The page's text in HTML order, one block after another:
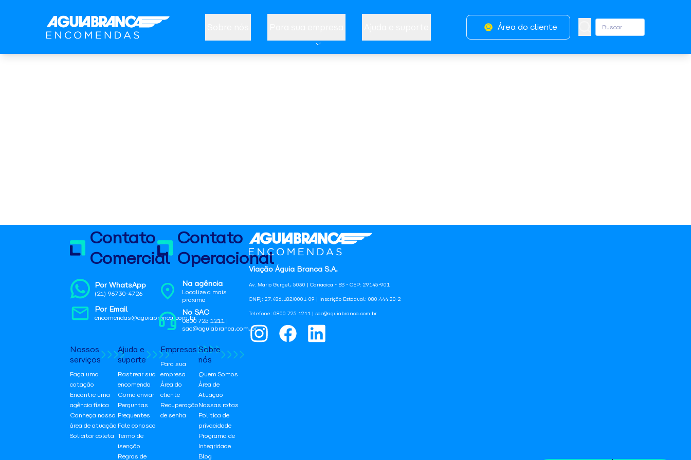
Área do cliente
Viação Águia Branca S.A.
Av. Mario Gurgel, 5030 | Cariacica - ES - CEP: 29145-901
CNPJ: 27.486.182/0001-09 | Inscrição Estadual: 080.444.20-2
Telefone: 0800 725 1211 | sac@aguiabranca.com.br
Contato
Comercial
Por WhatsApp
(21) 96730-4726
Por Email
encomendas@aguiabranca.com.br
Contato
Operacional
Na agência
Localize a mais
próxima
No SAC
0800 725 1211 |
sac@aguiabranca.com.br
Nossos
serviços
Faça uma
cotação
Encontre uma
agência física
Conheça nossa
área de atuação
Solicitar coleta
Ajuda e
suporte
Rastrear sua
encomenda
Como enviar
Perguntas
Frequentes
Fale conosco
Termo de
isenção
Regras de
Empresas
Para sua
empresa
Área do
cliente
Recuperação
de senha
Sobre
nós
Quem Somos
Área de
Atuação
Nossas rotas
Política de
privacidade
Programa de
Integridade
Blog